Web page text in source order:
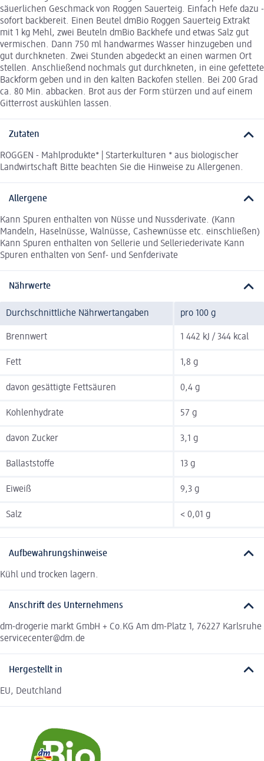
säuerlichen Geschmack von Roggen Sauerteig. Einfach Hefe dazu -
sofort backbereit. Einen Beutel dmBio Roggen Sauerteig Extrakt
mit 1 kg Mehl, zwei Beuteln dmBio Backhefe und etwas Salz gut
vermischen. Dann 750 ml handwarmes Wasser hinzugeben und
gut durchkneten. Zwei Stunden abgedeckt an einen warmen Ort
stellen. Anschließend nochmals gut durchkneten, in eine gefettete
Backform geben und in den kalten Backofen stellen. Bei 200 Grad
ca. 80 Min. abbacken. Brot aus der Form stürzen und auf einem
Gitterrost auskühlen lassen.
Zutaten
ROGGEN - Mahlprodukte* | Starterkulturen * aus biologischer
Landwirtschaft Bitte beachten Sie die Hinweise zu Allergenen.
Allergene
Kann Spuren enthalten von Nüsse und Nussderivate. (Kann
Mandeln, Haselnüsse, Walnüsse, Cashewnüsse etc. einschließen)
Kann Spuren enthalten von Sellerie und Selleriederivate Kann
Spuren enthalten von Senf- und Senfderivate
Nährwerte
Durchschnittliche Nährwertangaben pro 100 g
Brennwert 1 442 kJ / 344 kcal
Fett 1,8 g
davon gesättigte Fettsäuren 0,4 g
Kohlenhydrate 57 g
davon Zucker 3,1 g
Ballaststoffe 13 g
Eiweiß 9,3 g
Salz < 0,01 g
Aufbewahrungshinweise
Kühl und trocken lagern.
Anschrift des Unternehmens
dm-drogerie markt GmbH + Co.KG Am dm-Platz 1, 76227 Karlsruhe
servicecenter@dm.de
Hergestellt in
EU, Deutchland